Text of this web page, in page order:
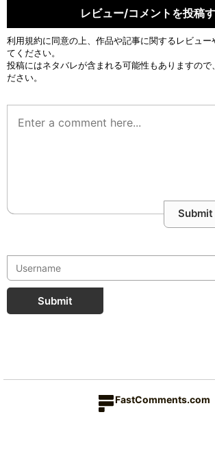
レビュー/コメントを投稿
利用規約に同意の上、作品や記事に関するレビュー
てください。
投稿にはネタバレが含まれる可能性もありますので
ださい。
Submit
Submit
FastComments.com